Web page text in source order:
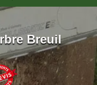
Breuil